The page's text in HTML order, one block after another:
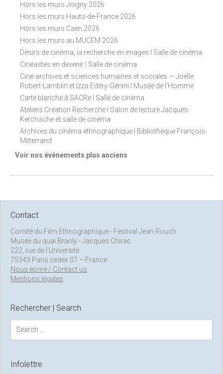
Hors les murs Joigny 2026
Hors les murs Hauts-de-France 2026
Hors les murs Caen 2026
Hors les murs au MUCEM 2026
Désirs de cinéma, la recherche en images I Salle de cinéma
Cinéastes en devenir I Salle de cinéma
Ciné-archives et sciences humaines et sociales — Joëlle
Robert-Lamblin et Izza Edéry-Génini I Musée de l'Homme
Carte blanche à SACRe I Salle de cinéma
Ateliers Création Recherche I Salon de lecture Jacques
Kerchache et salle de cinéma
Archives du cinéma ethnographique I Bibliothèque François-
Mitterrand
Voir nos évènements plus anciens
Contact
Comité du Film Ethnographique - Festival Jean Rouch
Musée du quai Branly - Jacques Chirac
222, rue de l’Université
75343 Paris cedex 07 – France
Nous écrire / Contact us
Mentions légales
Rechercher | Search
a
c
Infolettre